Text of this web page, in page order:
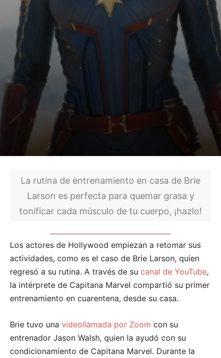
La rutina de entrenamiento en casa de Brie
Larson es perfecta para quemar grasa y
tonificar cada músculo de tu cuerpo, ¡hazlo!
Los actores de Hollywood empiezan a retomar sus
actividades, como es el caso de Brie Larson, quien
regresó a su rutina. A través de su canal de YouTube,
la intérprete de Capitana Marvel compartió su primer
entrenamiento en cuarentena, desde su casa.
Brie tuvo una videollamada por Zoom con su
entrenador Jason Walsh, quien la ayudó con su
condicionamiento de Capitana Marvel. Durante la